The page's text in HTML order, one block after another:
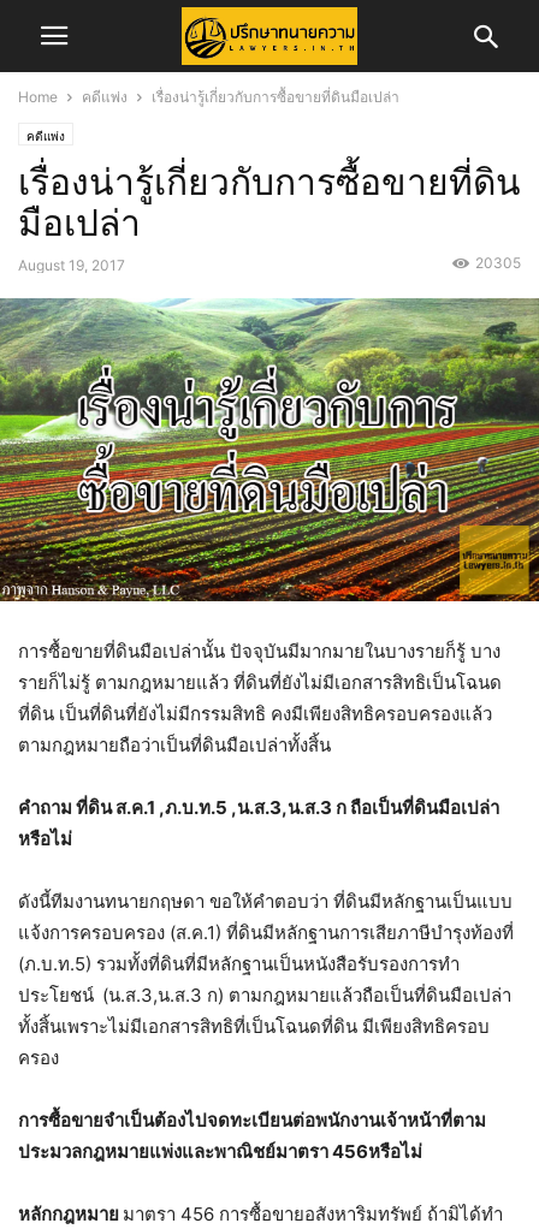
Home คดีแพ่ง เรื่องน่ารู้เกี่ยวกับการซื้อขายที่ดินมือเปล่า
คดีแพ่ง
เรื่องน่ารู้เกี่ยวกับการซื้อขายที่ดิน
มือเปล่า
August 19, 2017 20305
การซื้อขายที่ดินมือเปล่านั้น ปัจจุบันมีมากมายในบางรายก็รู้ บาง
รายก็ไม่รู้ ตามกฎหมายแล้ว ที่ดินที่ยังไม่มีเอกสารสิทธิเป็นโฉนด
ที่ดิน เป็นที่ดินที่ยังไม่มีกรรมสิทธิ คงมีเพียงสิทธิครอบครองแล้ว
ตามกฎหมายถือว่าเป็นที่ดินมือเปล่าทั้งสิ้น
คำถาม ที่ดิน ส.ค.1 ,ภ.บ.ท.5 ,น.ส.3,น.ส.3 ก ถือเป็นที่ดินมือเปล่า
หรือไม่
ดังนี้ทีมงานทนายกฤษดา ขอให้คำตอบว่า ที่ดินมีหลักฐานเป็นแบบ
แจ้งการครอบครอง (ส.ค.1) ที่ดินมีหลักฐานการเสียภาษีบำรุงท้องที่
(ภ.บ.ท.5) รวมทั้งที่ดินที่มีหลักฐานเป็นหนังสือรับรองการทำ
ประโยชน์ (น.ส.3,น.ส.3 ก) ตามกฎหมายแล้วถือเป็นที่ดินมือเปล่า
ทั้งสิ้นเพราะไม่มีเอกสารสิทธิที่เป็นโฉนดที่ดิน มีเพียงสิทธิครอบ
ครอง
การซื้อขายจำเป็นต้องไปจดทะเบียนต่อพนักงานเจ้าหน้าที่ตาม
ประมวลกฎหมายแพ่งและพาณิชย์มาตรา 456หรือไม่
หลักกฎหมาย มาตรา 456 การซื้อขายอสังหาริมทรัพย์ ถ้ามิได้ทำ